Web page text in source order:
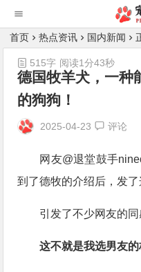
首页 热点资讯 国内新闻
德国牧羊犬，一种
的狗狗！
2025-04-23 评论
515字 阅读1分43秒
网友@退堂鼓手
到了德牧的介绍后，发了
引发了不少网友的同
这不就是我选男友的